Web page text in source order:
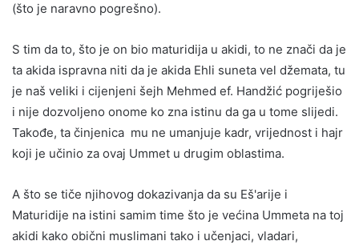
(što je naravno pogrešno).
S tim da to, što je on bio maturidija u akidi, to ne znači da je
ta akida ispravna niti da je akida Ehli suneta vel džemata, tu
je naš veliki i cijenjeni šejh Mehmed ef. Handžić pogriješio
i nije dozvoljeno onome ko zna istinu da ga u tome slijedi.
Takođe, ta činjenica mu ne umanjuje kadr, vrijednost i hajr
koji je učinio za ovaj Ummet u drugim oblastima.
A što se tiče njihovog dokazivanja da su Eš'arije i
Maturidije na istini samim time što je većina Ummeta na toj
akidi kako obični muslimani tako i učenjaci, vladari,